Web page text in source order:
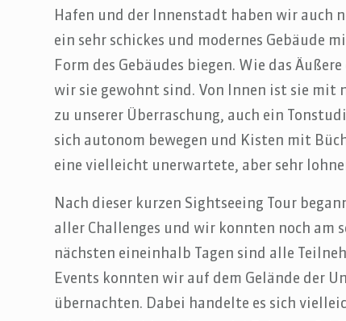
Hafen und der Innenstadt haben wir auch
ein sehr schickes und modernes Gebäude
Form des Gebäudes biegen. Wie das
wir sie gewohnt sind. Von Innen ist sie mit
zu unserer Überraschung, auch ein
sich autonom bewegen und Kisten mit
eine vielleicht unerwartete, aber sehr
Nach dieser kurzen Sightseeing Tour
aller Challenges und wir konnten noch am
nächsten eineinhalb Tagen sind alle
Events konnten wir auf dem Gelände der
übernachten. Dabei handelte es sich